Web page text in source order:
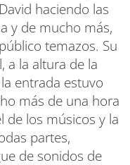
haciendo las
y de mucho más,
temazos. Su
a la altura de la
entrada estuvo
más de una hora
de los músicos y la
partes,
de sonidos de